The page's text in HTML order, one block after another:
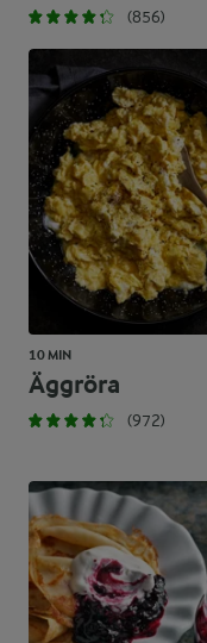
(856)
10 MIN
Äggröra
(972)